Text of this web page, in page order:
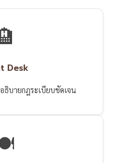
Desk
ธิบายกฎระเบียบชัดเจน